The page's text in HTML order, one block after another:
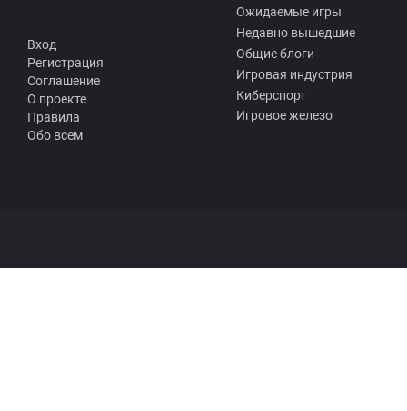
Вход
Регистрация
Соглашение
О проекте
Правила
Обо всем
Ожидаемые игры
Недавно вышедшие
Общие блоги
Игровая индустрия
Киберспорт
Игровое железо